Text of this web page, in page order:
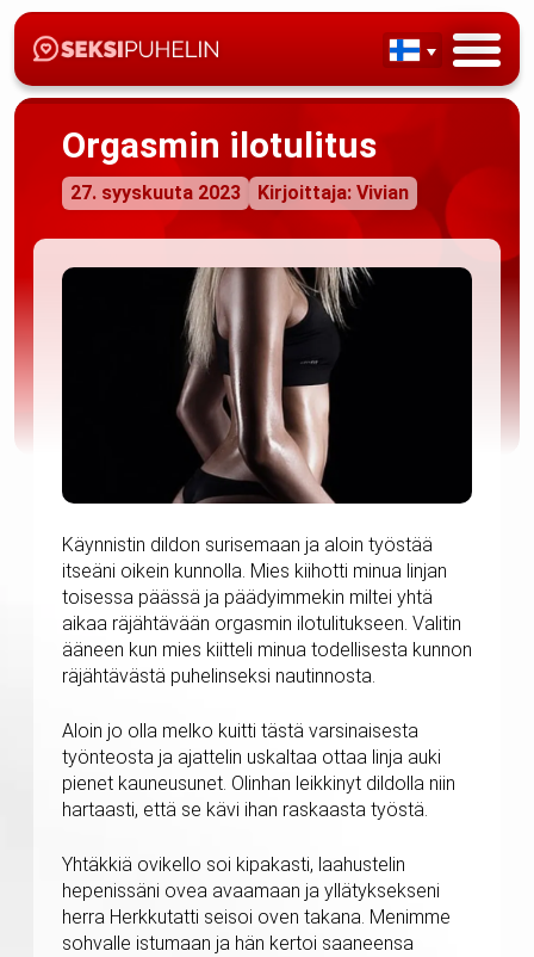
Orgasmin ilotulitus
27. syyskuuta 2023 Kirjoittaja: Vivian
Käynnistin dildon surisemaan ja aloin työstää
itseäni oikein kunnolla. Mies kiihotti minua linjan
toisessa päässä ja päädyimmekin miltei yhtä
aikaa räjähtävään orgasmin ilotulitukseen. Valitin
ääneen kun mies kiitteli minua todellisesta kunnon
räjähtävästä puhelinseksi nautinnosta.
Aloin jo olla melko kuitti tästä varsinaisesta
työnteosta ja ajattelin uskaltaa ottaa linja auki
pienet kauneusunet. Olinhan leikkinyt dildolla niin
hartaasti, että se kävi ihan raskaasta työstä.
Yhtäkkiä ovikello soi kipakasti, laahustelin
hepenissäni ovea avaamaan ja yllätyksekseni
herra Herkkutatti seisoi oven takana. Menimme
sohvalle istumaan ja hän kertoi saaneensa